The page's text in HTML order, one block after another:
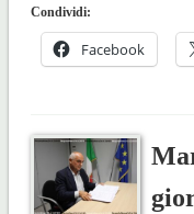
Condividi:
Facebook